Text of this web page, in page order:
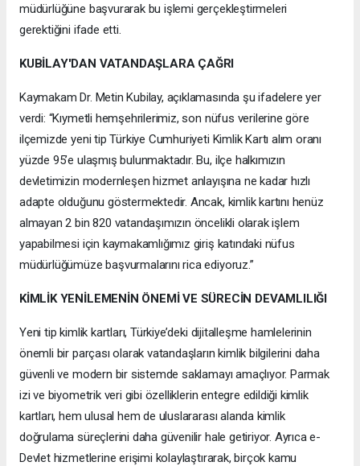
müdürlüğüne başvurarak bu işlemi gerçekleştirmeleri
gerektiğini ifade etti.
KUBİLAY'DAN VATANDAŞLARA ÇAĞRI
Kaymakam Dr. Metin Kubilay, açıklamasında şu ifadelere yer
verdi: “Kıymetli hemşehrilerimiz, son nüfus verilerine göre
ilçemizde yeni tip Türkiye Cumhuriyeti Kimlik Kartı alım oranı
yüzde 95’e ulaşmış bulunmaktadır. Bu, ilçe halkımızın
devletimizin modernleşen hizmet anlayışına ne kadar hızlı
adapte olduğunu göstermektedir. Ancak, kimlik kartını henüz
almayan 2 bin 820 vatandaşımızın öncelikli olarak işlem
yapabilmesi için kaymakamlığımız giriş katındaki nüfus
müdürlüğümüze başvurmalarını rica ediyoruz.”
KİMLİK YENİLEMENİN ÖNEMİ VE SÜRECİN DEVAMLILIĞI
Yeni tip kimlik kartları, Türkiye’deki dijitalleşme hamlelerinin
önemli bir parçası olarak vatandaşların kimlik bilgilerini daha
güvenli ve modern bir sistemde saklamayı amaçlıyor. Parmak
izi ve biyometrik veri gibi özelliklerin entegre edildiği kimlik
kartları, hem ulusal hem de uluslararası alanda kimlik
doğrulama süreçlerini daha güvenilir hale getiriyor. Ayrıca e-
Devlet hizmetlerine erişimi kolaylaştırarak, birçok kamu